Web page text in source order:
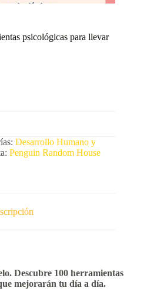
psicológicas para llevar
Desarrollo Humano y
Penguin Random House
Descubre 100 herramientas
mejorarán tu día a día.